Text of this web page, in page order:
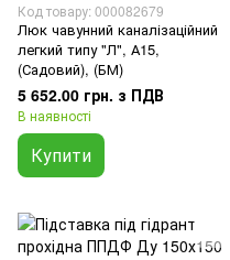
Код товару: 000082679
Люк чавунний каналізаційний
легкий типу "Л", А15,
(Садовий), (БМ)
5 652.00 грн. з ПДВ
В наявності
Купити